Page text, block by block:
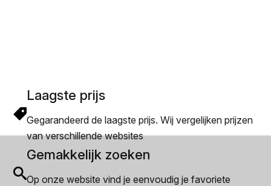
Laagste prijs
Gegarandeerd de laagste prijs. Wij vergelijken prijzen
van verschillende websites
Gemakkelijk zoeken
Op onze website vind je eenvoudig je favoriete